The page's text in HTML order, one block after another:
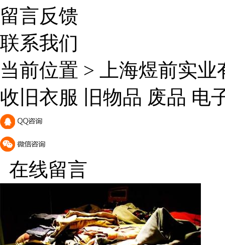
留言反馈
联系我们
当前位置 >
上海煜前实
收旧衣服 旧物品 废品 电
在线留言